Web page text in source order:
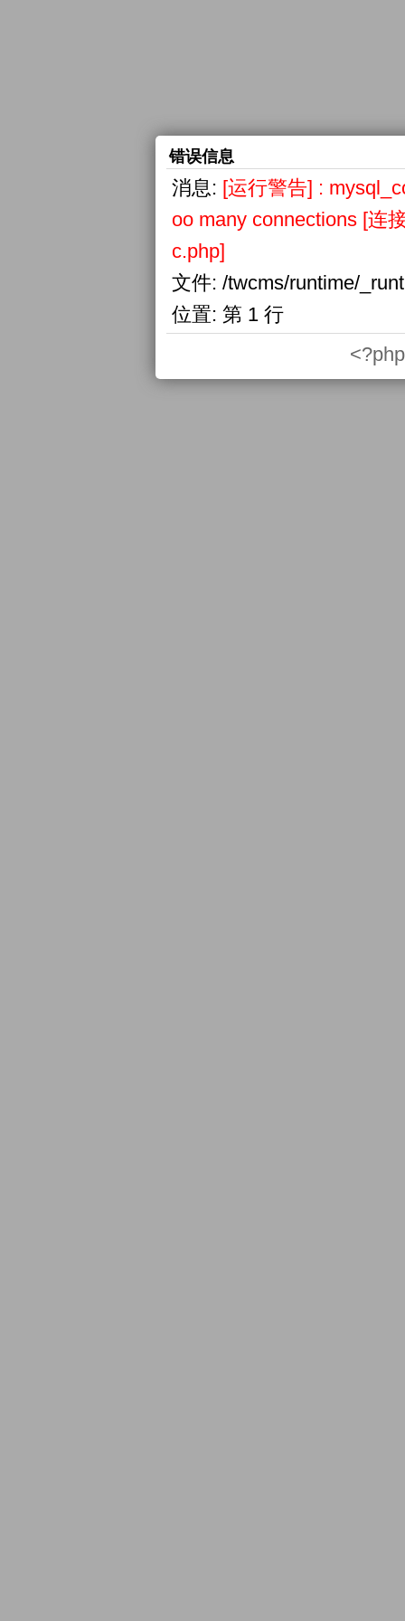
错误信息
消息: [运行警告] :
oo many connections [连
c.php]
文件: /twcms/runtime/
位置: 第 1 行